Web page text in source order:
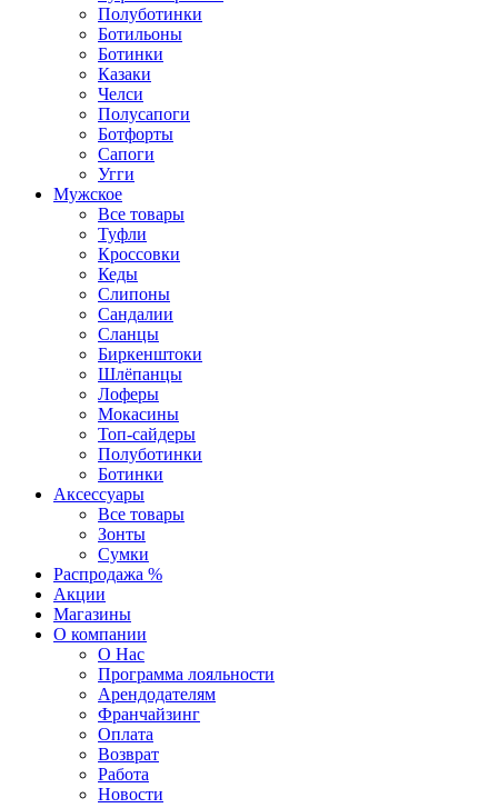
Полуботинки
Ботильоны
Ботинки
Казаки
Челси
Полусапоги
Ботфорты
Сапоги
Угги
Мужское
Все товары
Туфли
Кроссовки
Кеды
Слипоны
Сандалии
Сланцы
Биркенштоки
Шлёпанцы
Лоферы
Мокасины
Топ-сайдеры
Полуботинки
Ботинки
Аксессуары
Все товары
Зонты
Сумки
Распродажа %
Акции
Магазины
О компании
О Нас
Программа лояльности
Арендодателям
Франчайзинг
Оплата
Возврат
Работа
Новости